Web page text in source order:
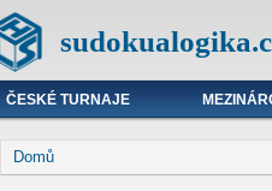
ČESKÉ TURNAJE
Domů